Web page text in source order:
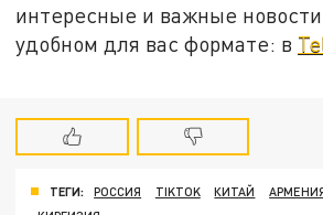
интересные и важные
удобном для вас формате: в
ТЕГИ: РОССИЯ TIKTOK КИТАЙ